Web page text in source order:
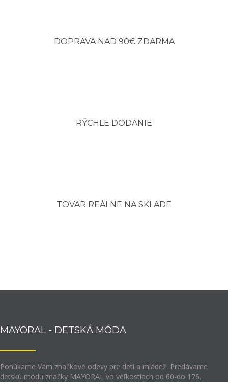
DOPRAVA NAD 90€ ZDARMA
RÝCHLE DODANIE
TOVAR REÁLNE NA SKLADE
MAYORAL - DETSKÁ MÓDA
Ponúkame Vám značkové odevy pre deti a mládež. Predávame
detskú módu značky MAYORAL vo veľkostiach od 60-do 176.